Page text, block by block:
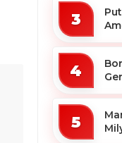
3
4
5